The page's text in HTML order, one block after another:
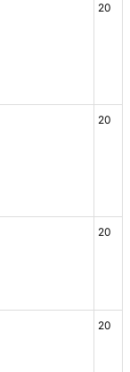
20
20
20
20